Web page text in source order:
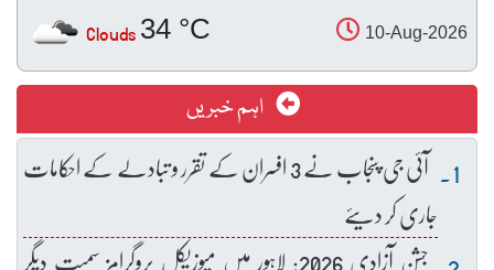
10-Aug-2026
34 °C
Clouds
اہم خبریں
آئی جی پنجاب نے 3 افسران کے تقرر و تبادلے کے احکامات
جاری کر دیئے